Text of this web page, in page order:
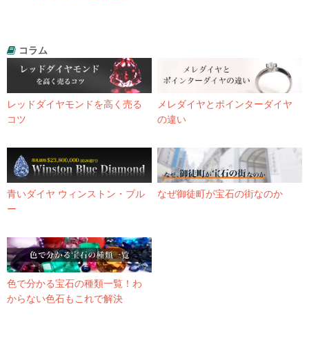
コラム
レッドダイヤモンドを高く売る
コツ
メレダイヤとポインターダイヤ
の違い
青いダイヤ ウィンストン・ブル
ー
なぜ御徒町が宝石の街なのか
色で分かる宝石の種類一覧！わ
からない色石もこれで解決